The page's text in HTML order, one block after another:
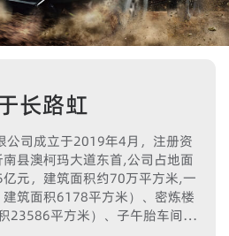
长路虹
司成立于2019年4月，注册资
县澳柯玛大道东首,公司占地面
元，建筑面积约70万平方米,一
筑面积6178平方米）、密炼楼
23586平方米）、子午胎车间2